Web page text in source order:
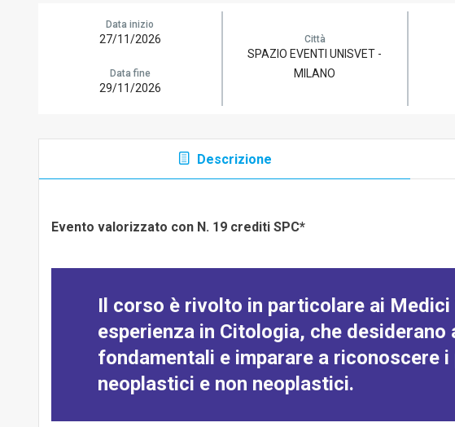
Data inizio
27/11/2026
Data fine
29/11/2026
Città
SPAZIO EVENTI UNISVET -
MILANO
Descrizione
Evento valorizzato con N. 19 crediti SPC*
Il corso è rivolto in particolare ai
esperienza in Citologia, che desiderano
fondamentali e imparare a riconoscere
neoplastici e non neoplastici.